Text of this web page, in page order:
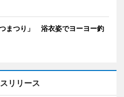
まつり」 浴衣姿でヨーヨー釣
リリース